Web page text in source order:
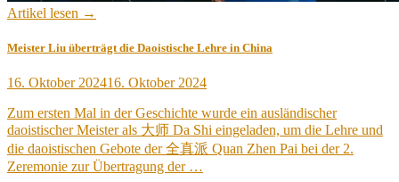
Artikel lesen →
Meister Liu überträgt die Daoistische Lehre in China
Veröffentlicht
16. Oktober 202416. Oktober 2024
Zum ersten Mal in der Geschichte wurde ein ausländischer
daoistischer Meister als 大师 Da Shi eingeladen, um die Lehre und
die daoistischen Gebote der 全真派 Quan Zhen Pai bei der 2.
Zeremonie zur Übertragung der …